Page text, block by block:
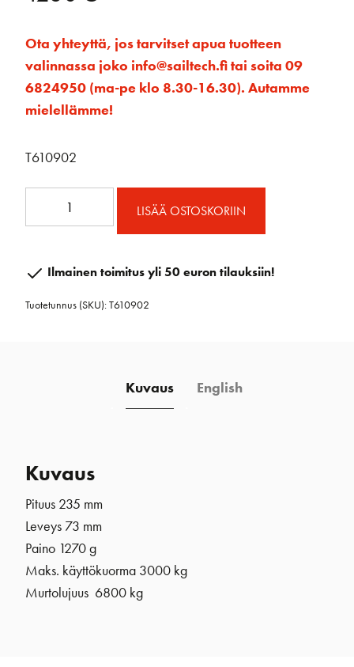
Ota yhteyttä, jos tarvitset apua tuotteen
valinnassa joko info@sailtech.fi tai soita 09
6824950 (ma-pe klo 8.30-16.30). Autamme
mielellämme!
T610902
tupla
ja
LISÄÄ OSTOSKORIIN
Ilmainen toimitus yli 50 euron tilauksiin!
Tuotetunnus (SKU):T610902
Kuvaus English
Kuvaus
Pituus 235 mm
Leveys 73 mm
Paino 1270 g
Maks. käyttökuorma 3000 kg
Murtolujuus 6800 kg